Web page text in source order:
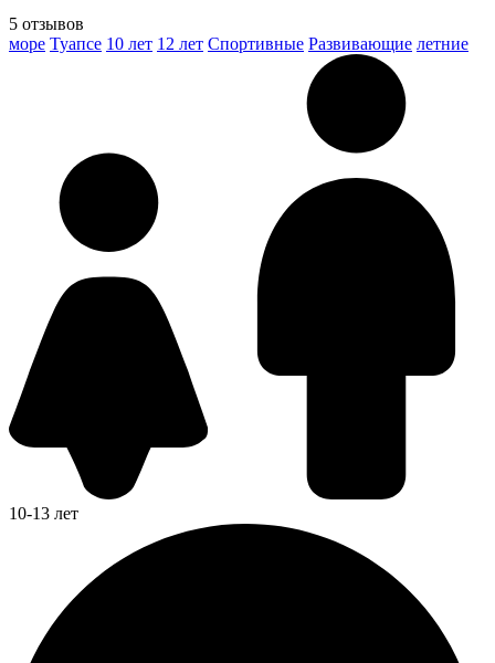
5 отзывов
море Туапсе 10 лет 12 лет Спортивные Развивающие летние
10-13 лет